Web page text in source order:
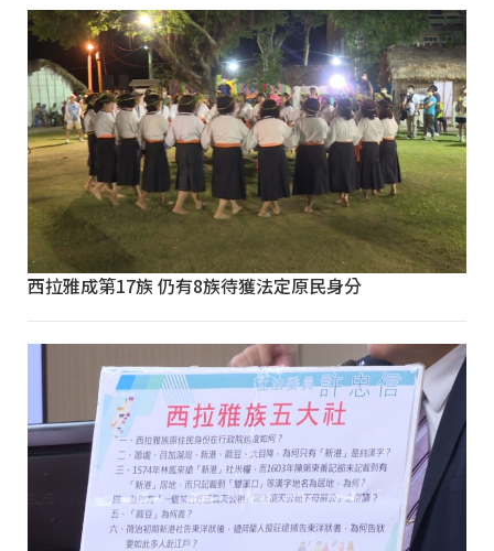
西拉雅成第17族 仍有8族待獲法定原民身分